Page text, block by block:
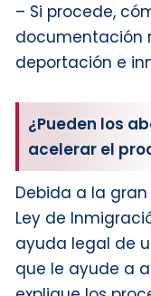
– Si procede,
documentación
deportación e
¿Pueden los
acelerar el
Debida a la
Ley de
ayuda legal de
que le ayude a